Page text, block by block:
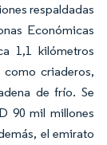
respaldadas
Económicas
1,1 kilómetros
como criaderos,
de frío. Se
90 mil millones
el emirato